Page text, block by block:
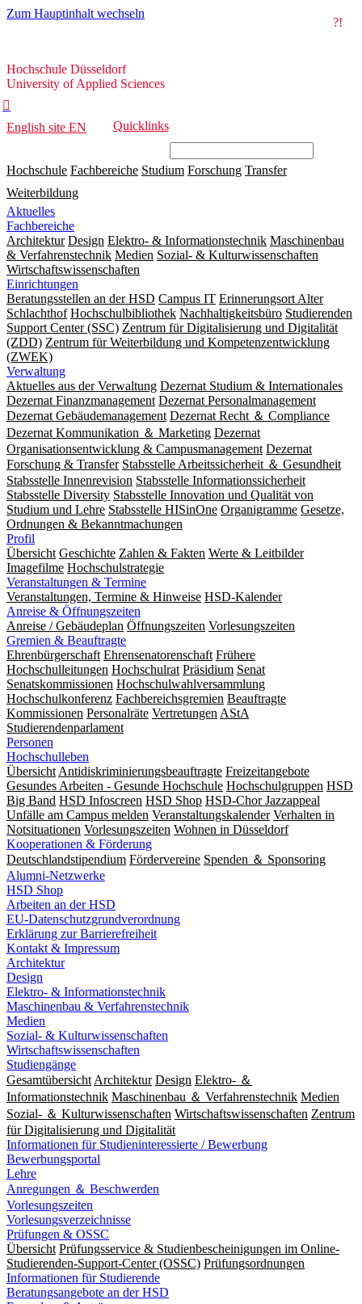
Zum Hauptinhalt wechseln
?!
Hochschule
Düsseldorf
Hochschule Düsseldorf
University of Applied Sciences

English site EN Quicklinks
Hochschule Fachbereiche Studium Forschung Transfer
Weiterbildung
Aktuelles
Fachbereiche
Architektur Design Elektro- & Informationstechnik Maschinenbau
& Verfahrenstechnik Medien Sozial- & Kulturwissenschaften
Wirtschaftswissenschaften
Einrichtungen
Beratungsstellen an der HSD Campus IT Erinnerungsort Alter
Schlachthof Hochschulbibliothek Nachhaltigkeitsbüro Studierenden
Support Center (SSC) Zentrum für Digitalisierung und Digitalität
(ZDD) Zentrum für Weiterbildung und Kompetenzentwicklung
(ZWEK)
Verwaltung
Aktuelles aus der Verwaltung Dezernat Studium & Internationales
Dezernat Finanzmanagement Dezernat Personalmanagement
Dezernat Gebäudemanagement Dezernat Recht ＆ Compliance
Dezernat Kommunikation ＆ Marketing Dezernat
Organisationsentwicklung & Campusmanagement Dezernat
Forschung & Transfer Stabsstelle Arbeitssicherheit ＆ Gesundheit
Stabsstelle Innenrevision Stabsstelle In­for­ma­ti­ons­sicher­heit
Stabsstelle Diversity Stabsstelle Innovation und Qualität von
Studium und Lehre Stabsstelle HISinOne Organigramme Gesetze,
Ordnungen & Bekanntmachungen
Profil
Übersicht Geschichte Zahlen & Fakten Werte & Leitbilder
Imagefilme Hochschulstrategie
Veranstaltungen & Termine
Veranstaltungen, Termine & Hinweise HSD-Kalender
Anreise & Öffnungszeiten
Anreise / Gebäudeplan Öffnungszeiten Vorlesungszeiten
Gremien & Beauftragte
Ehrenbürgerschaft Ehrensenatorenschaft Frühere
Hochschulleitungen Hochschulrat Präsidium Senat
Senatskommissionen Hochschulwahlversammlung
Hochschulkonferenz Fachbereichsgremien Beauftragte
Kommissionen Personalräte Vertretungen AStA
Studierendenparlament
Personen
Hochschulleben
Übersicht Antidiskriminierungsbeauftragte Freizeitangebote
Gesundes Arbeiten - Gesunde Hochschule Hochschulgruppen HSD
Big Band HSD Infoscreen HSD Shop HSD-Chor Jazzappeal
Unfälle am Campus melden Veranstaltungskalender Verhalten in
Notsituationen Vorlesungszeiten Wohnen in Düsseldorf
Kooperationen & Förderung
Deutschlandstipendium Fördervereine Spenden ＆ Sponsoring
Alumni-Netzwerke
HSD Shop
Arbeiten an der HSD
EU-Datenschutzgrundverordnung
Erklärung zur Barrierefreiheit
Kontakt & Impressum
Architektur
Design
Elektro- & Informationstechnik
Maschinenbau & Verfahrenstechnik
Medien
Sozial- & Kulturwissenschaften
Wirtschaftswissenschaften
Studiengänge
Gesamtübersicht Architektur Design Elektro- ＆
Informationstechnik Maschinenbau ＆ Verfahrenstechnik Medien
Sozial- ＆ Kulturwissenschaften Wirtschaftswissenschaften Zentrum
für Digitalisierung und Digitalität
Informationen für Studieninteressierte / Bewerbung
Bewerbungsportal
Lehre
Anregungen ＆ Beschwerden
Vorlesungszeiten
Vorlesungsverzeichnisse
Prüfungen & OSSC
Übersicht Prüfungsservice & Studienbescheinigungen im Online-
Studierenden-Support-Center (OSSC) Prüfungsordnungen
Informationen für Studierende
Beratungsangebote an der HSD